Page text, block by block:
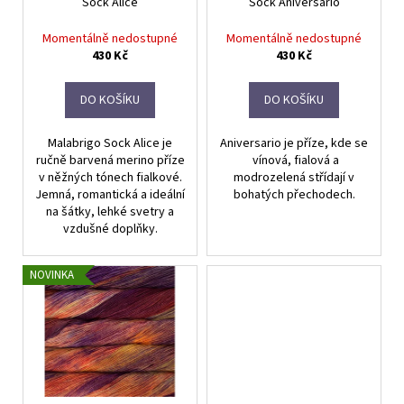
Momentálně nedostupné
430 Kč
DO KOŠÍKU
Malabrigo Sock Alice je
ručně barvená merino příze
v něžných tónech fialkové.
Jemná, romantická a ideální
na šátky, lehké svetry a
vzdušné doplňky.
Momentálně nedostupné
430 Kč
DO KOŠÍKU
Aniversario je příze, kde se
vínová, fialová a
modrozelená střídají v
bohatých přechodech.
NOVINKA